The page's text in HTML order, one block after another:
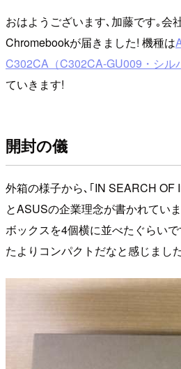
おはようございます､加藤です｡会
Chromebookが届きました! 機種は
C302CA（C302CA-GU009・シル
ていきます!
開封の儀
外箱の様子から､｢IN SEARCH OF
とASUSの企業理念が書かれてい
ボックスを4個横に並べたぐらい
たよりコンパクトだなと感じまし